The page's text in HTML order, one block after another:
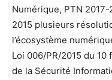
Numérique, PTN
2015 plusieurs
l’écosystème
Loi 006/PR/2015 du 10
de la Sécurité